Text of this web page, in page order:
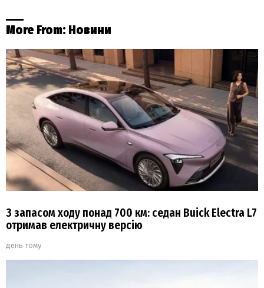
More From: Новини
З запасом ходу понад 700 км: седан Buick Electra L7
отримав електричну версію
день тому